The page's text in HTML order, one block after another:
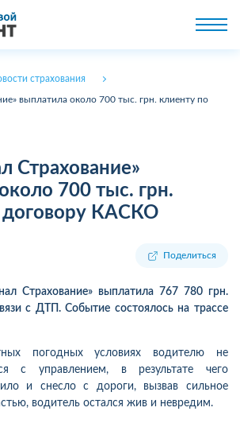
страхования
выплатила около 700 тыс. грн. клиенту по
Страхование»
700 тыс. грн.
договору КАСКО
Поделиться
Страхование» выплатила 767 780 грн.
с ДТП. Событие состоялось на трассе
погодных условиях водителю не
с управлением, в результате чего
и снесло с дороги, вызвав сильное
водитель остался жив и невредим.